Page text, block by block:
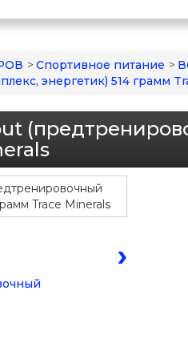
> Спортивное питание >
энергетик) 514 грамм
›